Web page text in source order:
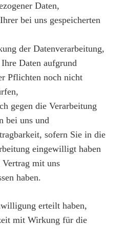
Daten,
bei uns gespeicherten
der Datenverarbeitung,
Daten aufgrund
Pflichten noch nicht
gegen die Verarbeitung
bei uns und
sofern Sie in die
eingewilligt haben
Vertrag mit uns
haben.
erteilt haben,
mit Wirkung für die